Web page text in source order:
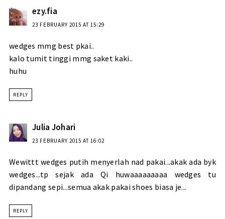
ezy.fia
23 FEBRUARY 2015 AT 15:29
wedges mmg best pkai..
kalo tumit tinggi mmg saket kaki..
huhu
REPLY
Julia Johari
23 FEBRUARY 2015 AT 16:02
Wewittt wedges putih menyerlah nad pakai...akak ada byk
wedges...tp sejak ada Qi huwaaaaaaaaa wedges tu
dipandang sepi...semua akak pakai shoes biasa je...
REPLY